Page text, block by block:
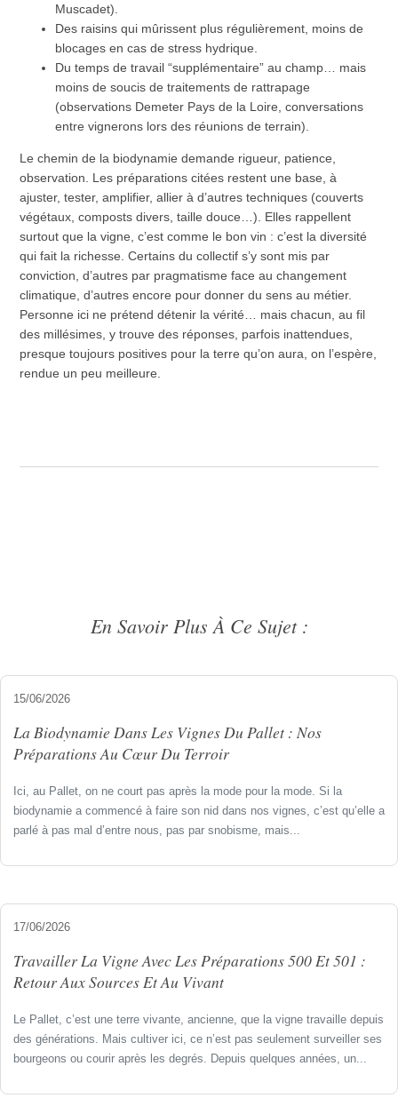
Muscadet).
Des raisins qui mûrissent plus régulièrement, moins de
blocages en cas de stress hydrique.
Du temps de travail “supplémentaire” au champ… mais
moins de soucis de traitements de rattrapage
(observations Demeter Pays de la Loire, conversations
entre vignerons lors des réunions de terrain).
Le chemin de la biodynamie demande rigueur, patience,
observation. Les préparations citées restent une base, à
ajuster, tester, amplifier, allier à d’autres techniques (couverts
végétaux, composts divers, taille douce…). Elles rappellent
surtout que la vigne, c’est comme le bon vin : c’est la diversité
qui fait la richesse. Certains du collectif s’y sont mis par
conviction, d’autres par pragmatisme face au changement
climatique, d’autres encore pour donner du sens au métier.
Personne ici ne prétend détenir la vérité… mais chacun, au fil
des millésimes, y trouve des réponses, parfois inattendues,
presque toujours positives pour la terre qu’on aura, on l’espère,
rendue un peu meilleure.
En Savoir Plus À Ce Sujet :
15/06/2026
La Biodynamie Dans Les Vignes Du Pallet : Nos
Préparations Au Cœur Du Terroir
Ici, au Pallet, on ne court pas après la mode pour la mode. Si la
biodynamie a commencé à faire son nid dans nos vignes, c’est qu’elle a
parlé à pas mal d’entre nous, pas par snobisme, mais...
17/06/2026
Travailler La Vigne Avec Les Préparations 500 Et 501 :
Retour Aux Sources Et Au Vivant
Le Pallet, c’est une terre vivante, ancienne, que la vigne travaille depuis
des générations. Mais cultiver ici, ce n’est pas seulement surveiller ses
bourgeons ou courir après les degrés. Depuis quelques années, un...